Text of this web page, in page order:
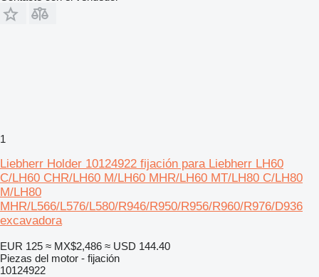
1
Liebherr Holder 10124922 fijación para Liebherr LH60
C/LH60 CHR/LH60 M/LH60 MHR/LH60 MT/LH80 C/LH80
M/LH80
MHR/L566/L576/L580/R946/R950/R956/R960/R976/D936
excavadora
EUR 125 ≈ MX$2,486 ≈ USD 144.40
Piezas del motor - fijación
10124922